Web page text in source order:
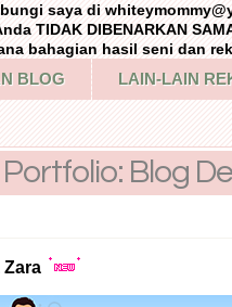
saya di
TIDAK DIBENARKAN
bahagian hasil seni dan
BLOG LAIN-LAIN
Portfolio: Blog
Zara